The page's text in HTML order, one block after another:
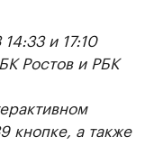
и 17:10
Ростов и РБК
кнопке, а также